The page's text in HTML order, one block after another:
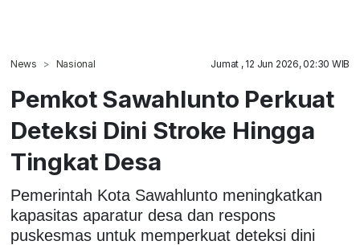
News Nasional Jumat , 12 Jun 2026, 02:30 WIB
Pemkot Sawahlunto Perkuat
Deteksi Dini Stroke Hingga
Tingkat Desa
Pemerintah Kota Sawahlunto meningkatkan
kapasitas aparatur desa dan respons
puskesmas untuk memperkuat deteksi dini